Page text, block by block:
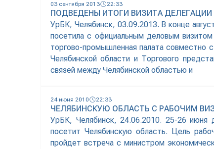
03 сентября 2013 22:33
ПОДВЕДЕНЫ ИТОГИ ВИЗИТА
УрБК, Челябинск, 03.09.2013. В конце
посетила с официальным деловым
торгово-промышленная палата совместно
Челябинской области и Торгового
связей между Челябинской областью и
24 июня 2010 22:33
ЧЕЛЯБИНСКУЮ ОБЛАСТЬ С РАБОЧИМ
УрБК, Челябинск, 24.06.2010. 25-26 июня
посетит Челябинскую область. Цель
пройдет встреча с министром